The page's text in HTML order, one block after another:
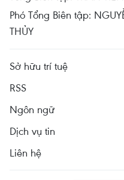
Phó Tổng Biên tập:
THỦY
Sở hữu trí tuệ
RSS
Ngôn ngữ
Dịch vụ tin
Liên hệ